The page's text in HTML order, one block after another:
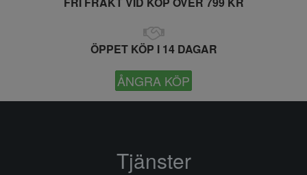
ÖPPET KÖP I 14 DAGAR
ÅNGRA KÖP
Tjänster